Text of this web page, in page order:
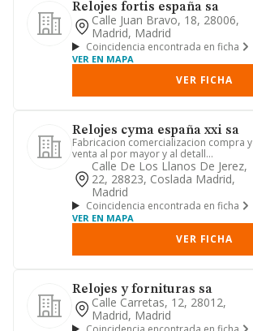
Relojes fortis españa sa
Calle Juan Bravo, 18, 28006,
Madrid, Madrid
Coincidencia encontrada en ficha
VER EN MAPA
VER FICHA
Relojes cyma españa xxi sa
Fabricacion comercializacion compra y
venta al por mayor y al detall
representacion distribucion al...
Calle De Los Llanos De Jerez,
22, 28823, Coslada Madrid,
Madrid
Coincidencia encontrada en ficha
VER EN MAPA
VER FICHA
Relojes y fornituras sa
Calle Carretas, 12, 28012,
Madrid, Madrid